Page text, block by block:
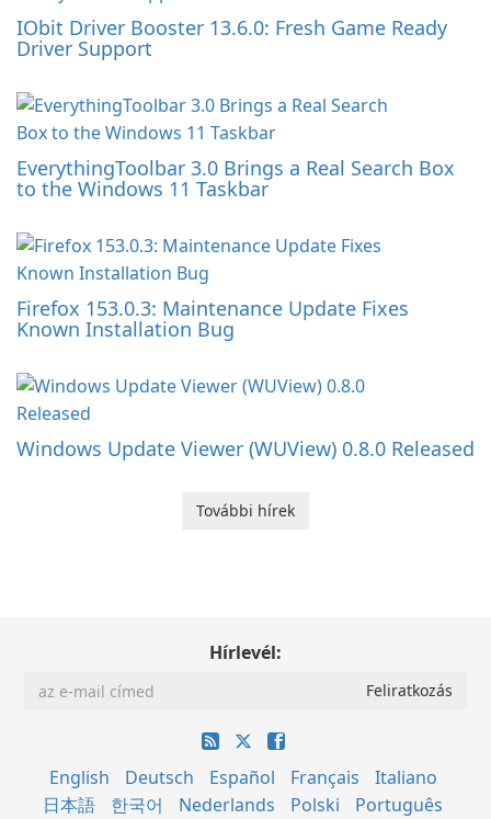
IObit Driver Booster 13.6.0: Fresh Game Ready
Driver Support
EverythingToolbar 3.0 Brings a Real Search Box
to the Windows 11 Taskbar
Firefox 153.0.3: Maintenance Update Fixes
Known Installation Bug
Windows Update Viewer (WUView) 0.8.0 Released
További hírek
Hírlevél:
English Deutsch Español Français
Italiano
日本語
한국어 Nederlands Polski Português